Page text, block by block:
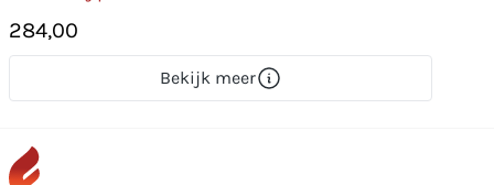
284,00
Bekijk meer